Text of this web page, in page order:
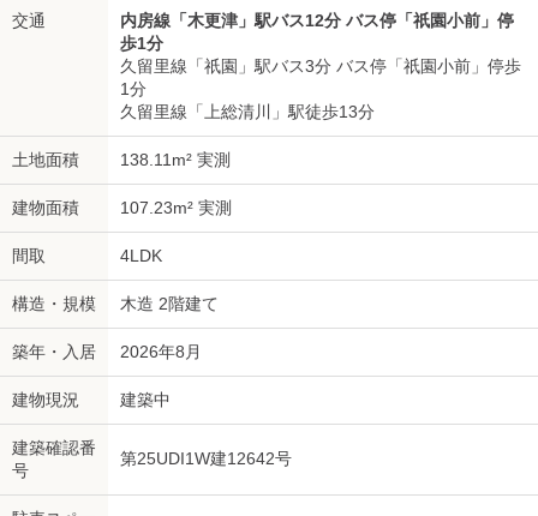
交通
内房線「木更津」駅バス12分 バス停「祇園小前」停
歩1分
久留里線「祇園」駅バス3分 バス停「祇園小前」停歩
1分
久留里線「上総清川」駅徒歩13分
土地面積 138.11m² 実測
建物面積 107.23m² 実測
間取 4LDK
構造・規模 木造 2階建て
築年・入居 2026年8月
建物現況 建築中
建築確認番
号
第25UDI1W建12642号